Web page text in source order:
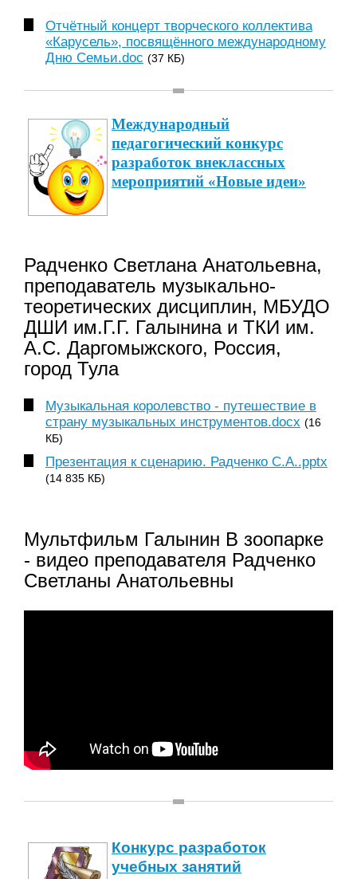
Отчётный концерт творческого коллектива
«Карусель», посвящённого международному
Дню Семьи.doc (37 КБ)
Международный
педагогический конкурс
разработок внеклассных
мероприятий «Новые идеи»
Радченко Светлана Анатольевна,
преподаватель музыкально-
теоретических дисциплин, МБУДО
ДШИ им.Г.Г. Галынина и ТКИ им.
А.С. Даргомыжского, Россия,
город Тула
Музыкальная королевство - путешествие в
страну музыкальных инструментов.docx (16
КБ)
Презентация к сценарию. Радченко С.А..pptx
(14 835 КБ)
Мультфильм Галынин В зоопарке
- видео преподавателя Радченко
Светланы Анатольевны
Конкурс разработок
учебных занятий